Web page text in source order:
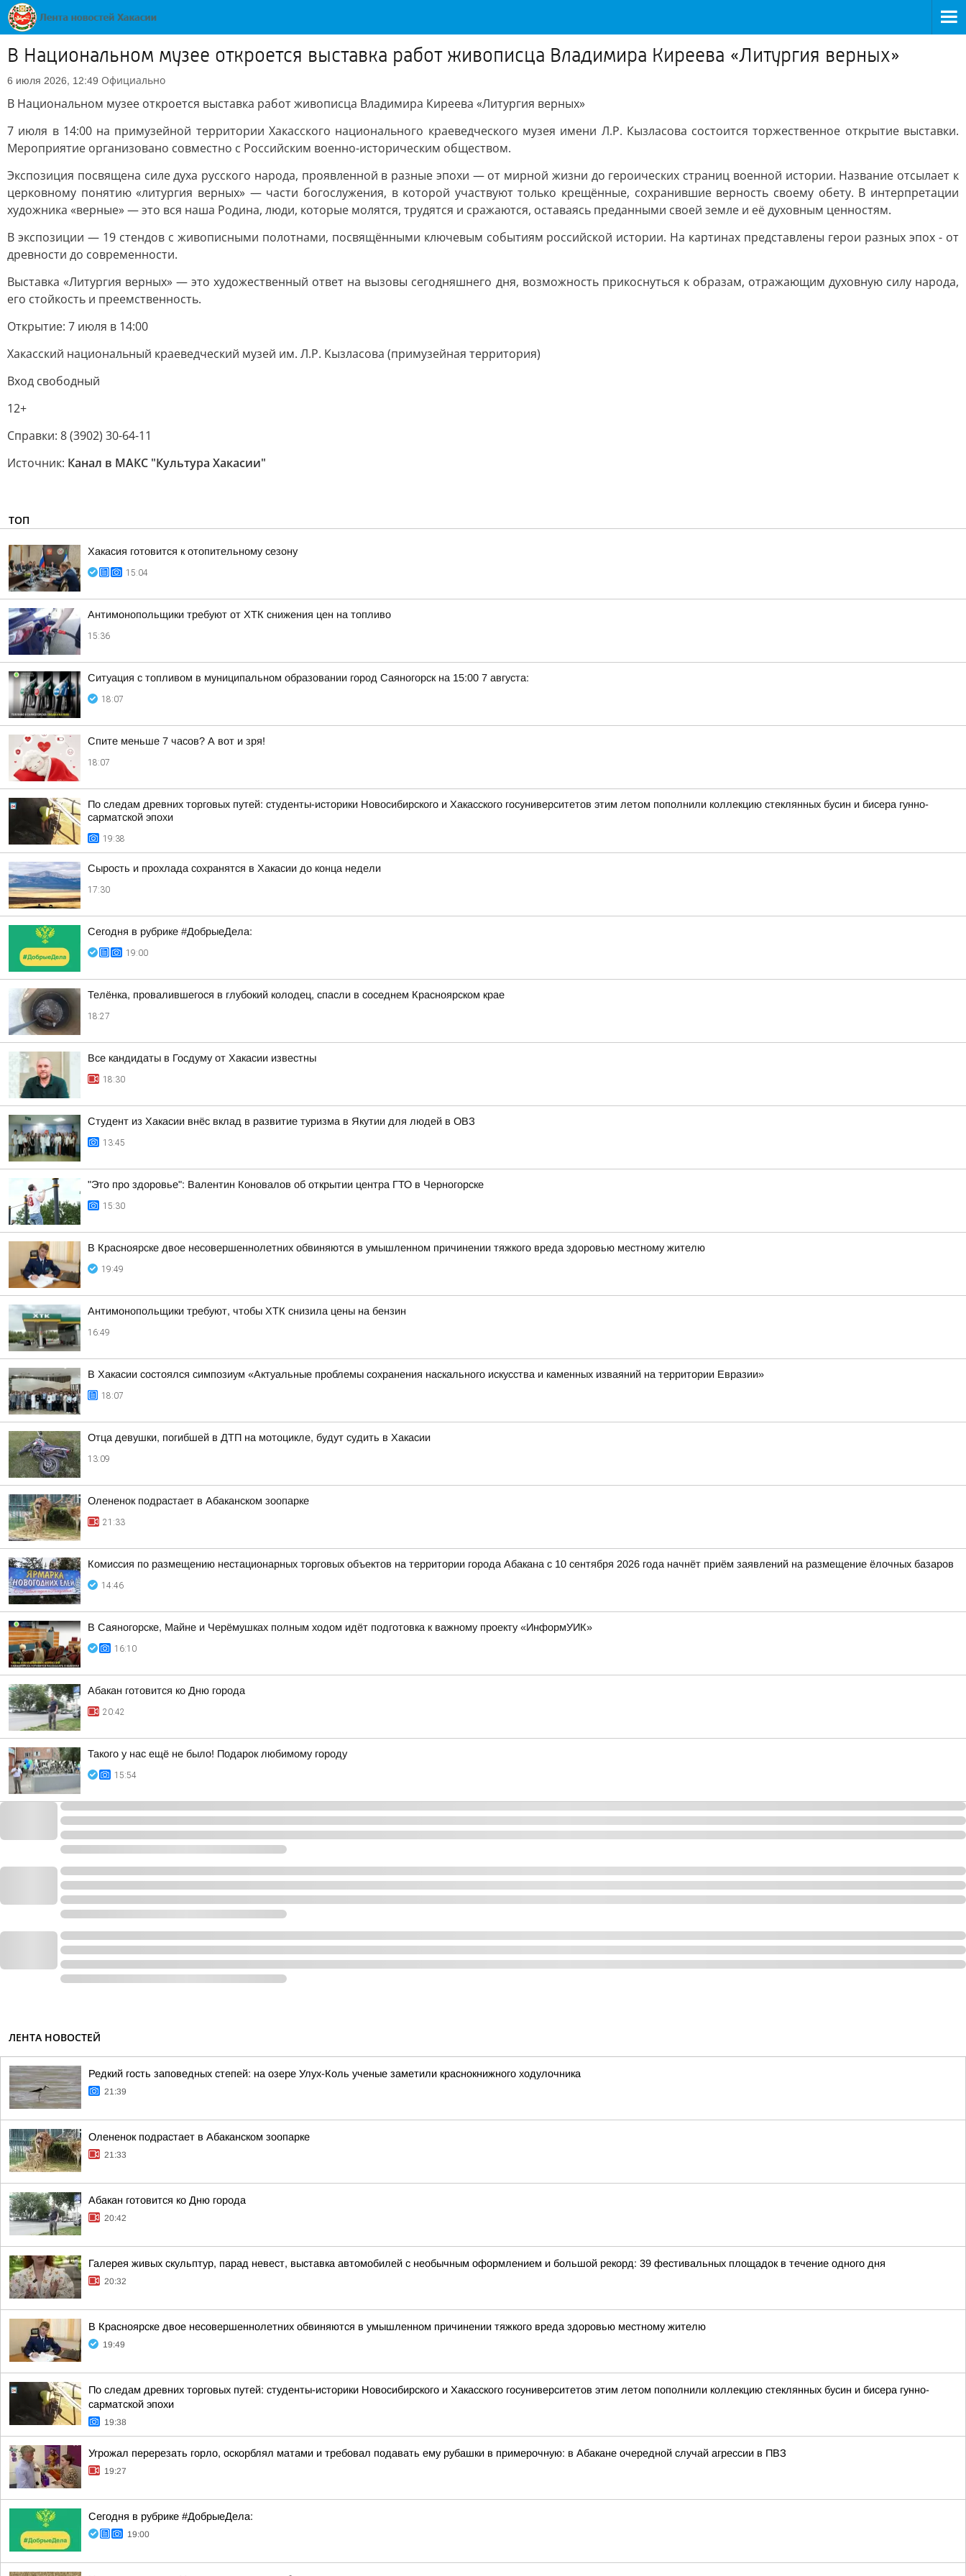
В Национальном музее откроется выставка работ живописца Владимира Киреева «Литургия верных»
6 июля 2026, 12:49 Официально
В Национальном музее откроется выставка работ живописца Владимира Киреева «Литургия верных»
7 июля в 14:00 на примузейной территории Хакасского национального краеведческого музея имени Л.Р. Кызласова состоится торжественное открытие выставки.
Мероприятие организовано совместно с Российским военно-историческим обществом.
Экспозиция посвящена силе духа русского народа, проявленной в разные эпохи — от мирной жизни до героических страниц военной истории. Название отсылает к
церковному понятию «литургия верных» — части богослужения, в которой участвуют только крещённые, сохранившие верность своему обету. В интерпретации
художника «верные» — это вся наша Родина, люди, которые молятся, трудятся и сражаются, оставаясь преданными своей земле и её духовным ценностям.
В экспозиции — 19 стендов с живописными полотнами, посвящёнными ключевым событиям российской истории. На картинах представлены герои разных эпох - от
древности до современности.
Выставка «Литургия верных» — это художественный ответ на вызовы сегодняшнего дня, возможность прикоснуться к образам, отражающим духовную силу народа,
его стойкость и преемственность.
Открытие: 7 июля в 14:00
Хакасский национальный краеведческий музей им. Л.Р. Кызласова (примузейная территория)
Вход свободный
12+
Справки: 8 (3902) 30-64-11
Источник: Канал в МАКС "Культура Хакасии"
ТОП
Хакасия готовится к отопительному сезону
15:04
Антимонопольщики требуют от ХТК снижения цен на топливо
15:36
Ситуация с топливом в муниципальном образовании город Саяногорск на 15:00 7 августа:
18:07
Спите меньше 7 часов? А вот и зря!
18:07
По следам древних торговых путей: студенты-историки Новосибирского и Хакасского госуниверситетов этим летом пополнили коллекцию стеклянных бусин и бисера гунно-
сарматской эпохи
19:38
Сырость и прохлада сохранятся в Хакасии до конца недели
17:30
Сегодня в рубрике #ДобрыеДела:
19:00
Телёнка, провалившегося в глубокий колодец, спасли в соседнем Красноярском крае
18:27
Все кандидаты в Госдуму от Хакасии известны
18:30
Студент из Хакасии внёс вклад в развитие туризма в Якутии для людей в ОВЗ
13:45
"Это про здоровье": Валентин Коновалов об открытии центра ГТО в Черногорске
15:30
В Красноярске двое несовершеннолетних обвиняются в умышленном причинении тяжкого вреда здоровью местному жителю
19:49
Антимонопольщики требуют, чтобы ХТК снизила цены на бензин
16:49
В Хакасии состоялся симпозиум «Актуальные проблемы сохранения наскального искусства и каменных изваяний на территории Евразии»
18:07
Отца девушки, погибшей в ДТП на мотоцикле, будут судить в Хакасии
13:09
Олененок подрастает в Абаканском зоопарке
21:33
Комиссия по размещению нестационарных торговых объектов на территории города Абакана с 10 сентября 2026 года начнёт приём заявлений на размещение ёлочных базаров
14:46
В Саяногорске, Майне и Черёмушках полным ходом идёт подготовка к важному проекту «ИнформУИК»
16:10
Абакан готовится ко Дню города
20:42
Такого у нас ещё не было! Подарок любимому городу
15:54
ЛЕНТА НОВОСТЕЙ
Редкий гость заповедных степей: на озере Улух-Коль ученые заметили краснокнижного ходулочника
21:39
Олененок подрастает в Абаканском зоопарке
21:33
Абакан готовится ко Дню города
20:42
Галерея живых скульптур, парад невест, выставка автомобилей с необычным оформлением и большой рекорд: 39 фестивальных площадок в течение одного дня
20:32
В Красноярске двое несовершеннолетних обвиняются в умышленном причинении тяжкого вреда здоровью местному жителю
19:49
По следам древних торговых путей: студенты-историки Новосибирского и Хакасского госуниверситетов этим летом пополнили коллекцию стеклянных бусин и бисера гунно-
сарматской эпохи
19:38
Угрожал перерезать горло, оскорблял матами и требовал подавать ему рубашки в примерочную: в Абакане очередной случай агрессии в ПВЗ
19:27
Сегодня в рубрике #ДобрыеДела:
19:00